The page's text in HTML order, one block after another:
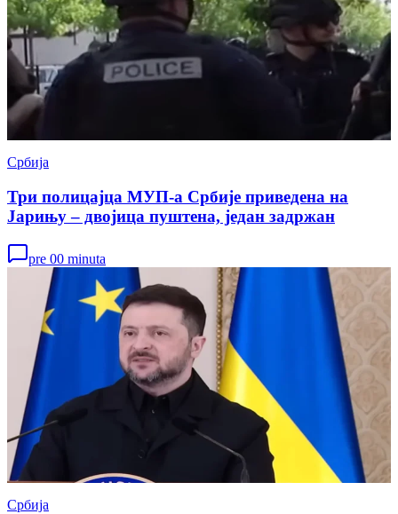
Србија
Три полицајца МУП-а Србије приведена на
Јарињу – двојица пуштена, један задржан
pre 00 minuta
Србија